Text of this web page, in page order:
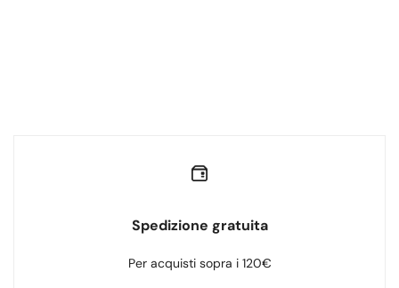
Spedizione gratuita
Per acquisti sopra i 120€